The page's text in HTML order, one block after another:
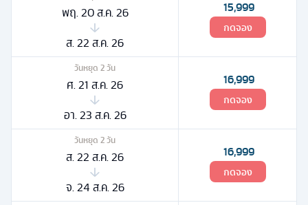
พฤ. 20 ส.ค. 26
ส. 22 ส.ค. 26
15,999
กดจอง
วันหยุด 2วัน
ศ. 21 ส.ค. 26
อา. 23 ส.ค. 26
16,999
กดจอง
วันหยุด 2วัน
ส. 22 ส.ค. 26
จ. 24 ส.ค. 26
16,999
กดจอง